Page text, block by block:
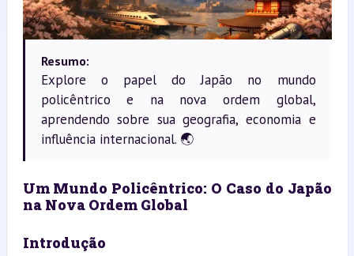
Resumo:
Explore o papel do Japão no mundo
policêntrico e na nova ordem global,
aprendendo sobre sua geografia, economia e
influência internacional. 🌏
Um Mundo Policêntrico: O Caso do Japão
na Nova Ordem Global
Introdução